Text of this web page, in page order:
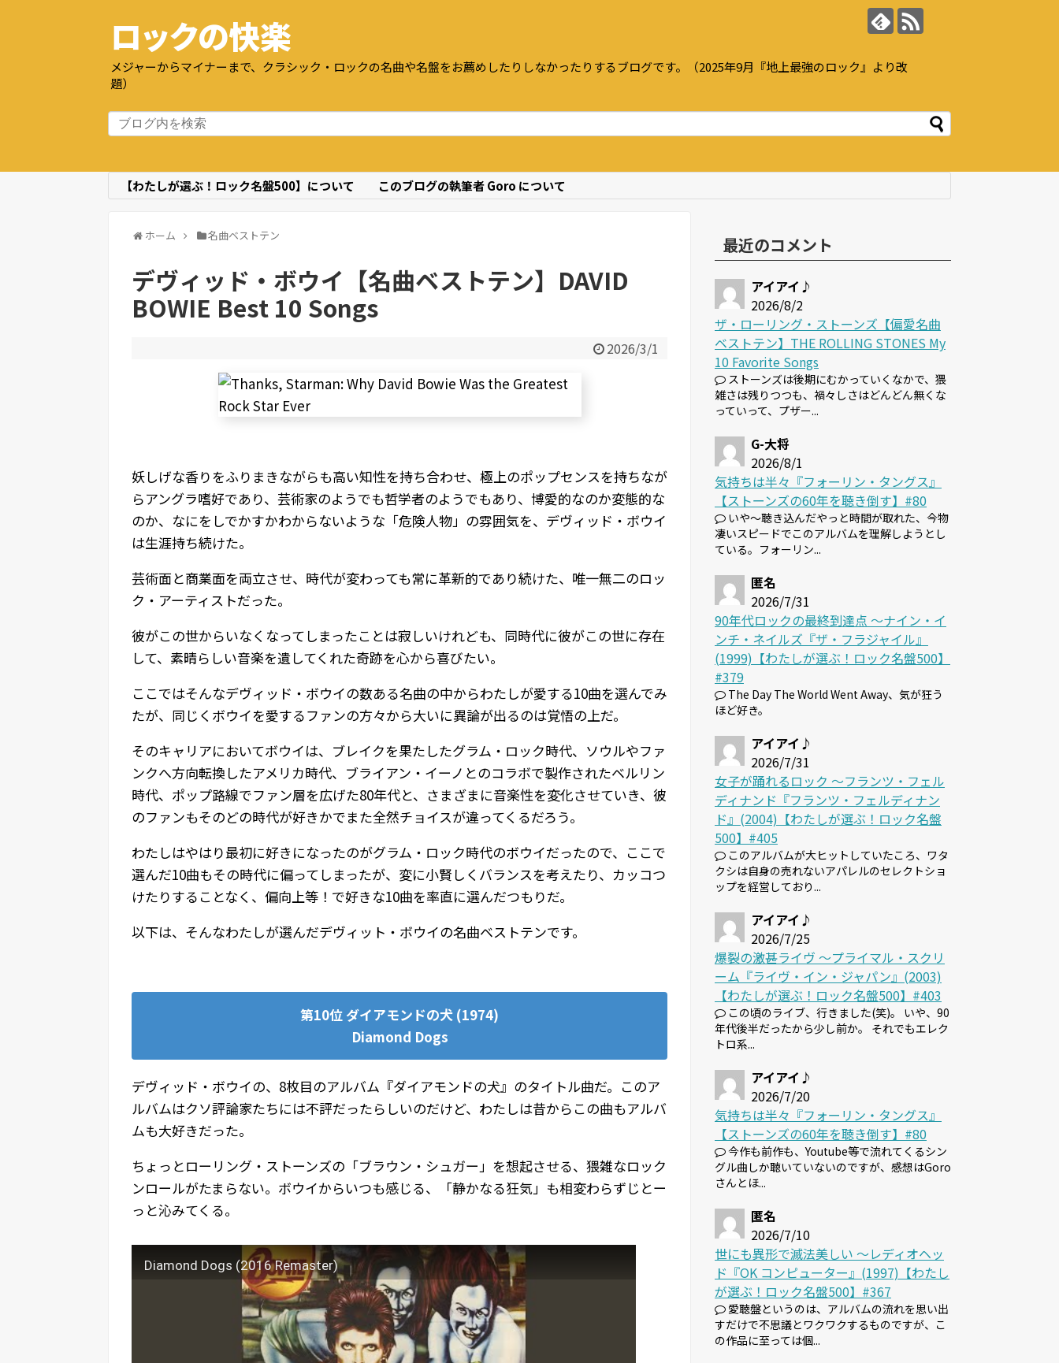
ロックの快楽
メジャーからマイナーまで、クラシック・ロックの名曲や名盤をお薦めしたりしなかったりするブログです。（2025年9月『地上最強のロック』より改
題）
【わたしが選ぶ！ロック名盤500】について このブログの執筆者 Goro について
ホーム 名曲ベストテン
デヴィッド・ボウイ【名曲ベストテン】DAVID
BOWIE Best 10 Songs
2026/3/1
妖しげな香りをふりまきながらも高い知性を持ち合わせ、極上のポップセンスを持ちなが
らアングラ嗜好であり、芸術家のようでも哲学者のようでもあり、博愛的なのか変態的な
のか、なにをしでかすかわからないような「危険人物」の雰囲気を、デヴィッド・ボウイ
は生涯持ち続けた。
芸術面と商業面を両立させ、時代が変わっても常に革新的であり続けた、唯一無二のロッ
ク・アーティストだった。
彼がこの世からいなくなってしまったことは寂しいけれども、同時代に彼がこの世に存在
して、素晴らしい音楽を遺してくれた奇跡を心から喜びたい。
ここではそんなデヴィッド・ボウイの数ある名曲の中からわたしが愛する10曲を選んでみ
たが、同じくボウイを愛するファンの方々から大いに異論が出るのは覚悟の上だ。
そのキャリアにおいてボウイは、ブレイクを果たしたグラム・ロック時代、ソウルやファ
ンクへ方向転換したアメリカ時代、ブライアン・イーノとのコラボで製作されたベルリン
時代、ポップ路線でファン層を広げた80年代と、さまざまに音楽性を変化させていき、彼
のファンもそのどの時代が好きかでまた全然チョイスが違ってくるだろう。
わたしはやはり最初に好きになったのがグラム・ロック時代のボウイだったので、ここで
選んだ10曲もその時代に偏ってしまったが、変に小賢しくバランスを考えたり、カッコつ
けたりすることなく、偏向上等！で好きな10曲を率直に選んだつもりだ。
以下は、そんなわたしが選んだデヴィット・ボウイの名曲ベストテンです。
第10位 ダイアモンドの犬 (1974)
Diamond Dogs
デヴィッド・ボウイの、8枚目のアルバム『ダイアモンドの犬』のタイトル曲だ。このア
ルバムはクソ評論家たちには不評だったらしいのだけど、わたしは昔からこの曲もアルバ
ムも大好きだった。
ちょっとローリング・ストーンズの「ブラウン・シュガー」を想起させる、猥雑なロック
ンロールがたまらない。ボウイからいつも感じる、「静かなる狂気」も相変わらずじとー
っと沁みてくる。
Diamond Dogs (2016 Remaster)
最近のコメント
アイアイ♪
2026/8/2
ザ・ローリング・ストーンズ【偏愛名曲
ベストテン】THE ROLLING STONES My
10 Favorite Songs
ストーンズは後期にむかっていくなかで、猥
雑さは残りつつも、禍々しさはどんどん無くな
っていって、プザー...
G-大将
2026/8/1
気持ちは半々『フォーリン・タングス』
【ストーンズの60年を聴き倒す】#80
いや～聴き込んだやっと時間が取れた、今物
凄いスピードでこのアルバムを理解しようとし
ている。フォーリン...
匿名
2026/7/31
90年代ロックの最終到達点 〜ナイン・イ
ンチ・ネイルズ『ザ・フラジャイル』
(1999)【わたしが選ぶ！ロック名盤500】
#379
The Day The World Went Away、気が狂う
ほど好き。
アイアイ♪
2026/7/31
女子が踊れるロック 〜フランツ・フェル
ディナンド『フランツ・フェルディナン
ド』(2004)【わたしが選ぶ！ロック名盤
500】#405
このアルバムが大ヒットしていたころ、ワタ
クシは自身の売れないアパレルのセレクトショ
ップを経営しており...
アイアイ♪
2026/7/25
爆裂の激甚ライヴ 〜プライマル・スクリ
ーム『ライヴ・イン・ジャパン』(2003)
【わたしが選ぶ！ロック名盤500】#403
この頃のライブ、行きました(笑)。 いや、90
年代後半だったから少し前か。 それでもエレク
トロ系...
アイアイ♪
2026/7/20
気持ちは半々『フォーリン・タングス』
【ストーンズの60年を聴き倒す】#80
今作も前作も、Youtube等で流れてくるシン
グル曲しか聴いていないのですが、感想はGoro
さんとほ...
匿名
2026/7/10
世にも異形で滅法美しい 〜レディオヘッ
ド『OK コンピューター』(1997)【わたし
が選ぶ！ロック名盤500】#367
愛聴盤というのは、アルバムの流れを思い出
すだけで不思議とワクワクするものですが、こ
の作品に至っては個...